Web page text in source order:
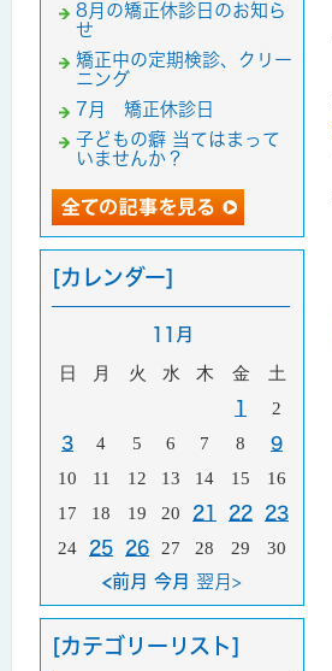
8月の矯正休診日のお知ら
せ
矯正中の定期検診、クリー
ニング
7月 矯正休診日
子どもの癖 当てはまって
いませんか？
[カレンダー]
11月
日 月 火 水 木 金 土
1 2
3 4 5 6 7 8 9
10 11 12 13 14 15
16
17
18 19 20 21 22 23
24 25 26 27 28 29 30
<前月 今月 翌月>
[カテゴリーリスト]